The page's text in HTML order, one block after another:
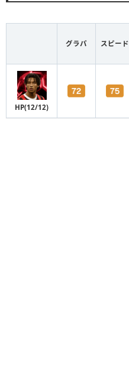
グラパ スピード
HP(12/12)